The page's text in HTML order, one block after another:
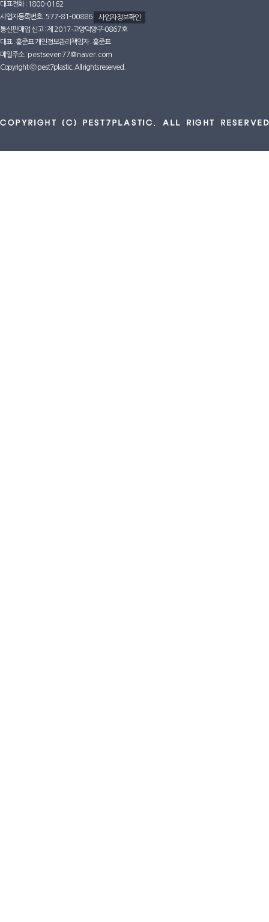
대표전화 : 1800-0162
사업자등록번호 : 577-81-00886
사업자정보확인
통신판매업 신고 : 제 2017-고양덕양구-0867호
대표 : 홍준표 개인정보관리책임자 : 홍준표
메일주소 : pestseven77@naver.com
Copyright ⓒ pest7plastic. All rights reserved.